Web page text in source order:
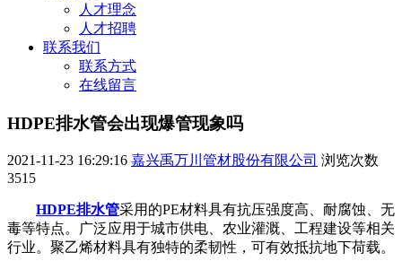
人才理念
人才招聘
联系我们
联系方式
在线留言
HDPE排水管会出现爆管现象吗
2021-11-23 16:29:16 嘉兴禹万川管材股份有限公司 浏览次数
3515
HDPE排水管采用的PE材料具有抗压强度高、耐腐蚀、无
毒等特点。广泛应用于城市供电、农业灌溉、工程建设等相关
行业。聚乙烯材料具有独特的柔韧性，可有效抵抗地下荷载。